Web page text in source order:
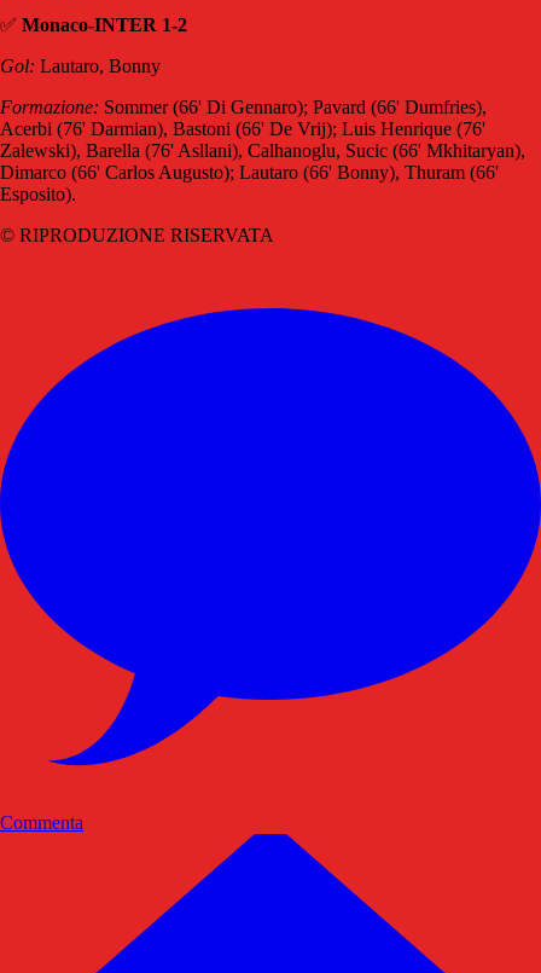
✅ Monaco-INTER 1-2
Gol: Lautaro, Bonny
Formazione: Sommer (66' Di Gennaro); Pavard (66' Dumfries),
Acerbi (76' Darmian), Bastoni (66' De Vrij); Luis Henrique (76'
Zalewski), Barella (76' Asllani), Calhanoglu, Sucic (66' Mkhitaryan),
Dimarco (66' Carlos Augusto); Lautaro (66' Bonny), Thuram (66'
Esposito).
© RIPRODUZIONE RISERVATA
Commenta